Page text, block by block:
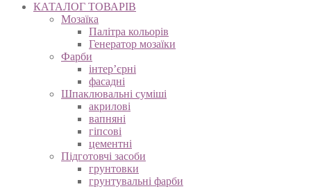
КАТАЛОГ ТОВАРІВ
Мозаїка
Палітра кольорів
Генератор мозаїки
Фарби
інтер’єрні
фасадні
Шпаклювальні суміші
акрилові
вапняні
гіпсові
цементні
Підготовчі засоби
грунтовки
грунтувальні фарби